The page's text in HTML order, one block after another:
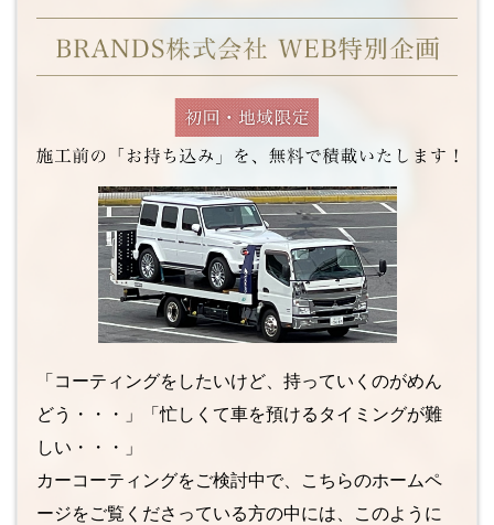
「コーティングをしたいけど、持っていくのがめん
どう・・・」「忙しくて車を預けるタイミングが難
しい・・・」
カーコーティングをご検討中で、こちらのホームペ
ージをご覧くださっている方の中には、このように